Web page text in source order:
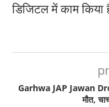
डिजिटल में काम किया
Garhwa JAP Jawan
मौत,